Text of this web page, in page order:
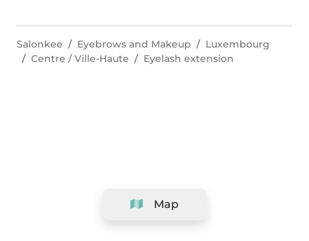
Map
Salonkee Eyebrows and Makeup
Luxembourg
Centre / Ville-Haute
Eyelash extension